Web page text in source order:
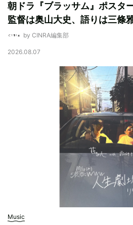
朝ドラ『ブラッサム』ポスタ
監督は奥山大史、語りは三條
by CINRA編集部
2026.08.07
Music